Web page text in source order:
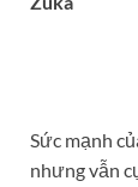
Sức mạnh
nhưng vẫn